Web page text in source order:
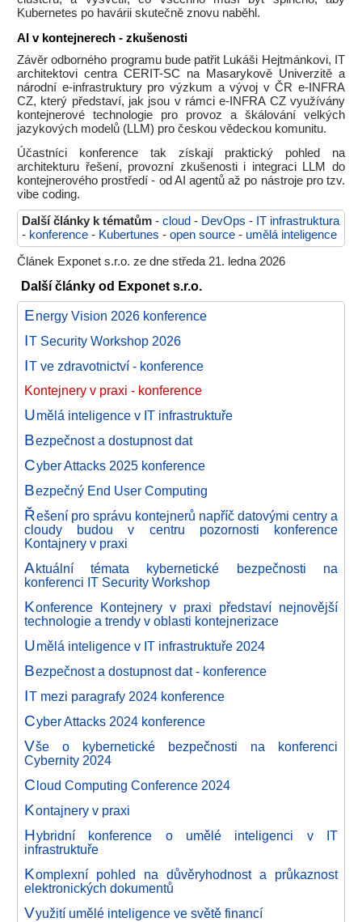
Kubernetes po havárii skutečně znovu naběhl.
AI v kontejnerech - zkušenosti
Závěr odborného programu bude patřit Lukáši Hejtmánkovi, IT
architektovi centra CERIT-SC na Masarykově Univerzitě a
národní e-infrastruktury pro výzkum a vývoj v ČR e-INFRA
CZ, který představí, jak jsou v rámci e-INFRA CZ využívány
kontejnerové technologie pro provoz a škálování velkých
jazykových modelů (LLM) pro českou vědeckou komunitu.
Účastníci konference tak získají praktický pohled na
architekturu řešení, provozní zkušenosti i integraci LLM do
kontejnerového prostředí - od AI agentů až po nástroje pro tzv.
vibe coding.
Další články k tématům - cloud - DevOps - IT infrastruktura
- konference - Kubertunes - open source - umělá inteligence
Článek Exponet s.r.o. ze dne středa 21. ledna 2026
Další články od Exponet s.r.o.
Energy Vision 2026 konference
IT Security Workshop 2026
IT ve zdravotnictví - konference
Kontejnery v praxi - konference
Umělá inteligence v IT infrastruktuře
Bezpečnost a dostupnost dat
Cyber Attacks 2025 konference
Bezpečný End User Computing
Řešení pro správu kontejnerů napříč datovými centry a
cloudy budou v centru pozornosti konference
Kontajnery v praxi
Aktuální témata kybernetické bezpečnosti na
konferenci IT Security Workshop
Konference Kontejnery v praxi představí nejnovější
technologie a trendy v oblasti kontejnerizace
Umělá inteligence v IT infrastruktuře 2024
Bezpečnost a dostupnost dat - konference
IT mezi paragrafy 2024 konference
Cyber Attacks 2024 konference
Vše o kybernetické bezpečnosti na konferenci
Cybernity 2024
Cloud Computing Conference 2024
Kontajnery v praxi
Hybridní konference o umělé inteligenci v IT
infrastruktuře
Komplexní pohled na důvěryhodnost a průkaznost
elektronických dokumentů
Využití umělé inteligence ve světě financí